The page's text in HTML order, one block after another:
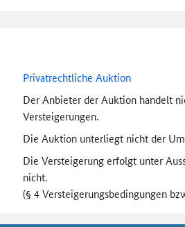
Privatrechtliche Auktion
Der Anbieter der Auktion handelt
Versteigerungen.
Die Auktion unterliegt nicht der
Die Versteigerung erfolgt unter
nicht.
(§ 4 Versteigerungs­bedingungen